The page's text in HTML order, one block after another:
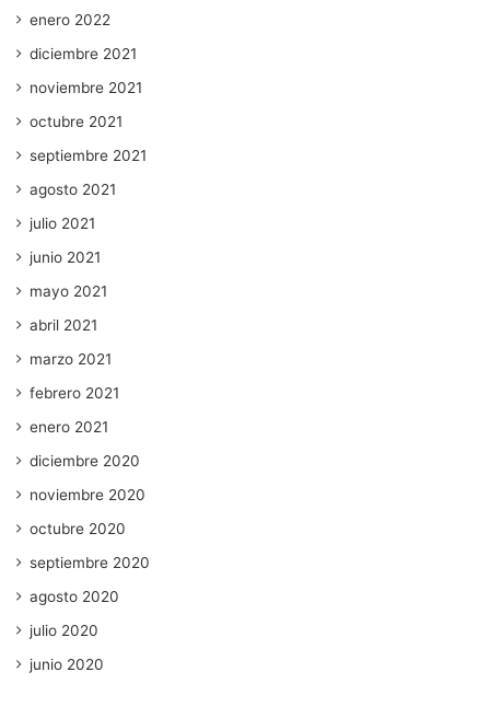
enero 2022
diciembre 2021
noviembre 2021
octubre 2021
septiembre 2021
agosto 2021
julio 2021
junio 2021
mayo 2021
abril 2021
marzo 2021
febrero 2021
enero 2021
diciembre 2020
noviembre 2020
octubre 2020
septiembre 2020
agosto 2020
julio 2020
junio 2020